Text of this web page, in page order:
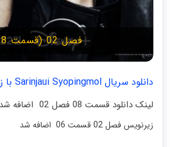
فصل 02 (قسمت 08)
دانلود سریال Sarinjaui Syopingmol با زیرنویس فارسی
لینک دانلود قسمت 08 فصل 02 اضافه شد
زیرنویس فصل 02 قسمت 06 اضافه شد